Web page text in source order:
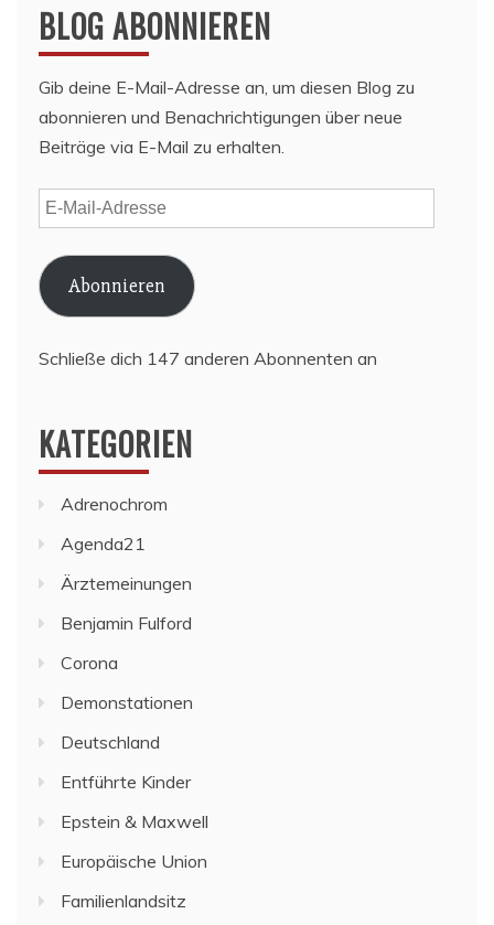
BLOG ABONNIEREN
Gib deine E-Mail-Adresse an, um diesen Blog zu
abonnieren und Benachrichtigungen über neue
Beiträge via E-Mail zu erhalten.
E-
Mail-
Adresse
Abonnieren
Schließe dich 147 anderen Abonnenten an
KATEGORIEN
Adrenochrom
Agenda21
Ärztemeinungen
Benjamin Fulford
Corona
Demonstationen
Deutschland
Entführte Kinder
Epstein & Maxwell
Europäische Union
Familienlandsitz